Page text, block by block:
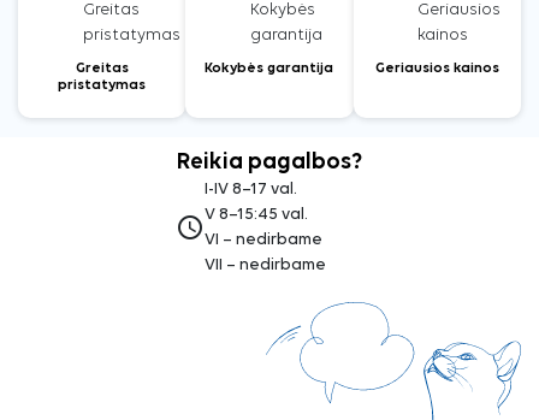
Greitas
pristatymas
Kokybės garantija Geriausios kainos
Reikia pagalbos?
access_time
I-IV 8–17 val.
V 8–15:45 val.
VI – nedirbame
VII – nedirbame